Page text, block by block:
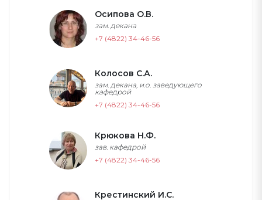
Осипова О.В.
зам. декана
+7 (4822) 34-46-56
Колосов С.А.
зам. декана, и.о. заведующего
кафедрой
+7 (4822) 34-46-56
Крюкова Н.Ф.
зав. кафедрой
+7 (4822) 34-46-56
Крестинский И.С.